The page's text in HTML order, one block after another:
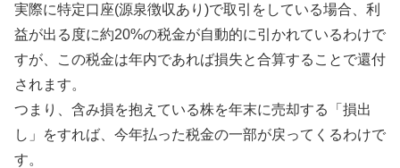
実際に特定口座(源泉徴収あり)で取引をしている場合、利
益が出る度に約20%の税金が自動的に引かれているわけで
すが、この税金は年内であれば損失と合算することで還付
されます。
つまり、含み損を抱えている株を年末に売却する「損出
し」をすれば、今年払った税金の一部が戻ってくるわけで
す。